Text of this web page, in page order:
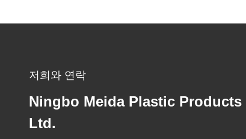
저희와 연락
Ningbo Meida Plastic Products
Ltd.